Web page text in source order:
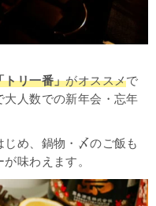
トリ一番」がオススメで
人数での新年会・忘年
め、鍋物・〆のご飯も
味わえます。